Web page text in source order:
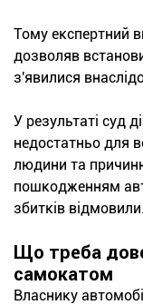
Тому експертний
дозволяв
з'явилися
У результаті суд
недостатньо для
людини та
пошкодженням
збитків відмовили.
Що треба
самокатом
Власнику